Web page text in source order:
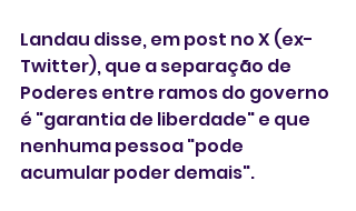
Landau disse, em post no X (ex-
Twitter), que a separação de
Poderes entre ramos do governo
é "garantia de liberdade" e que
nenhuma pessoa "pode
acumular poder demais".